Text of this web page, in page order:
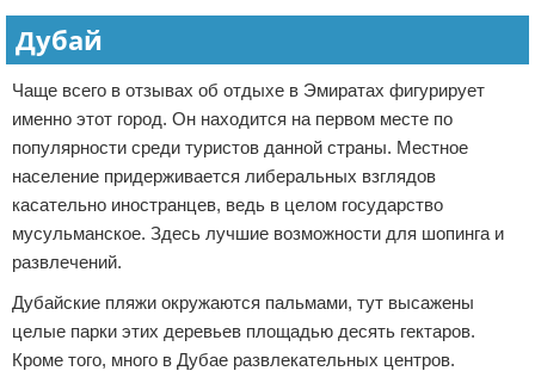
Дубай
Чаще всего в отзывах об отдыхе в Эмиратах фигурирует
именно этот город. Он находится на первом месте по
популярности среди туристов данной страны. Местное
население придерживается либеральных взглядов
касательно иностранцев, ведь в целом государство
мусульманское. Здесь лучшие возможности для шопинга и
развлечений.
Дубайские пляжи окружаются пальмами, тут высажены
целые парки этих деревьев площадью десять гектаров.
Кроме того, много в Дубае развлекательных центров.